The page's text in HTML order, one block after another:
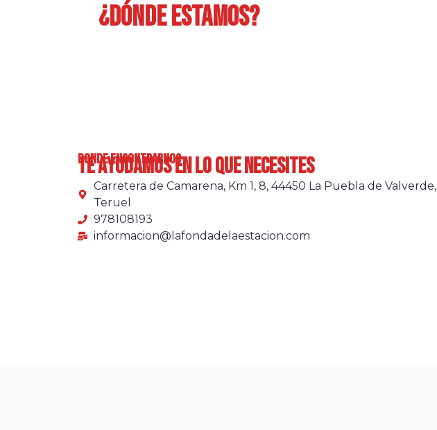
¿dónde estamos?
donde encontrarnos
te ayudamos en lo que necesites
Carretera de Camarena, Km 1, 8, 44450 La Puebla de Valverde,
Teruel
978108193
informacion@lafondadelaestacion.com